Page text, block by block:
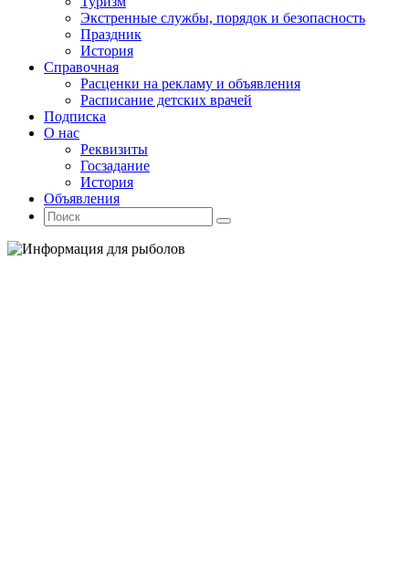
Экстренные службы, порядок и безопасность
Праздник
История
Справочная
Расценки на рекламу и объявления
Расписание детских врачей
Подписка
О нас
Реквизиты
Госзадание
История
Объявления
Поиск
Искать:
Поиск